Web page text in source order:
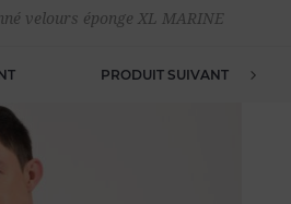
velours éponge XL MARINE
PRODUIT SUIVANT